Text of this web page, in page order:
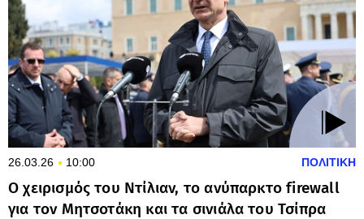
26.03.26 10:00 ΠΟΛΙΤΙΚΗ
Ο χειρισμός του Ντίλιαν, το ανύπαρκτο firewall
για τον Μητσοτάκη και τα σινιάλα του Τσίπρα